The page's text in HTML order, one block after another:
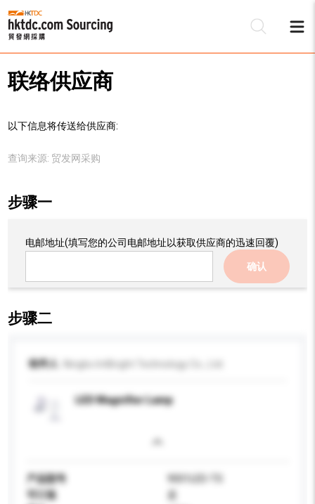
联络供应商
以下信息将传送给供应商:
查询来源: 贸发网采购
步骤一
电邮地址(填写您的公司电邮地址以获取供应商的迅速回覆)
确认
步骤二
收件人
LED Magnifier Lamp
产品型号
9001LED-TS
可订造
是